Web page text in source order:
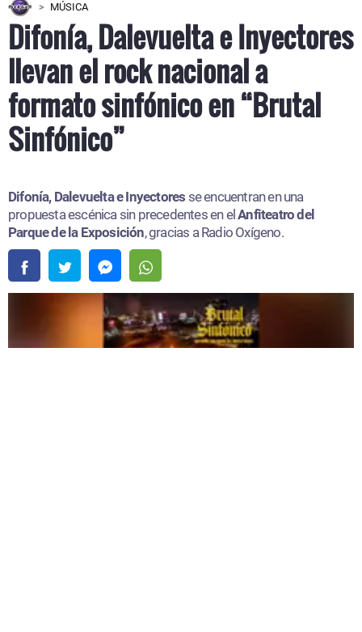
MÚSICA
Difonía, Dalevuelta e Inyectores
llevan el rock nacional a
formato sinfónico en “Brutal
Sinfónico”
Difonía, Dalevuelta e Inyectores se encuentran en una
propuesta escénica sin precedentes en elAnfiteatro del
Parque de la Exposición, gracias a Radio Oxígeno.